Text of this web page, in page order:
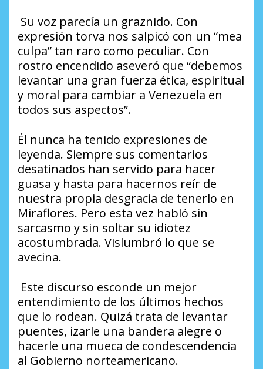
Su voz parecía un graznido. Con
expresión torva nos salpicó con un “mea
culpa” tan raro como peculiar. Con
rostro encendido aseveró que “debemos
levantar una gran fuerza ética, espiritual
y moral para cambiar a Venezuela en
todos sus aspectos”.
Él nunca ha tenido expresiones de
leyenda. Siempre sus comentarios
desatinados han servido para hacer
guasa y hasta para hacernos reír de
nuestra propia desgracia de tenerlo en
Miraflores. Pero esta vez habló sin
sarcasmo y sin soltar su idiotez
acostumbrada. Vislumbró lo que se
avecina.
Este discurso esconde un mejor
entendimiento de los últimos hechos
que lo rodean. Quizá trata de levantar
puentes, izarle una bandera alegre o
hacerle una mueca de condescendencia
al Gobierno norteamericano.